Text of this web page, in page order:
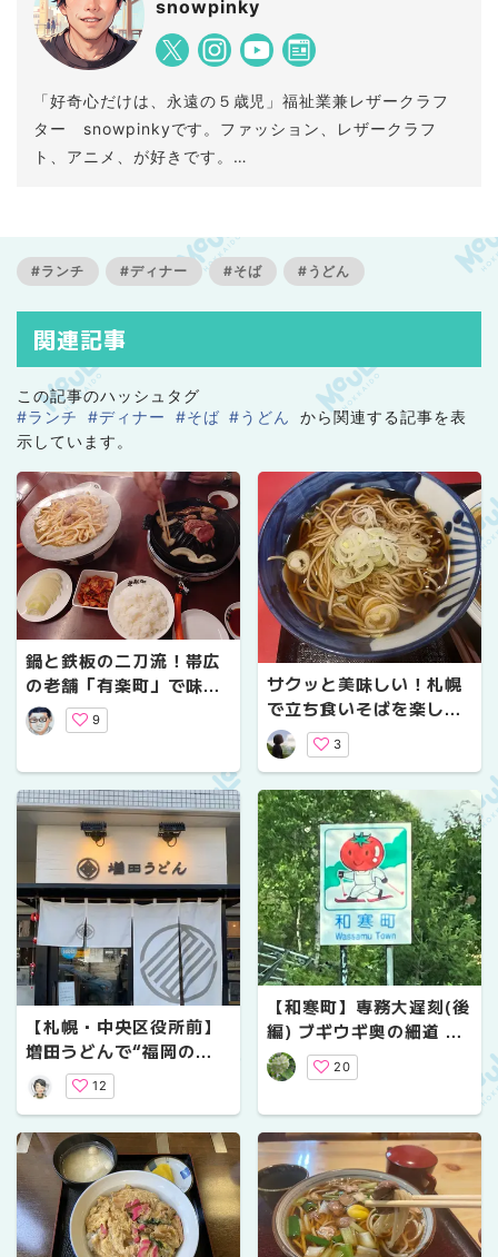
snowpinky
「好奇心だけは、永遠の５歳児」福祉業兼レザークラフ
ター snowpinkyです。ファッション、レザークラフ
ト、アニメ、が好きです。
よろしくお願いいたします。
#ランチ #ディナー #そば #うどん
関連記事
この記事のハッシュタグ
#ランチ
#ディナー #そば #うどん
から関連する記事を表
示しています。
鍋と鉄板の二刀流！帯広
の老舗「有楽町」で味わ
うジンギスカンと名物み
そホルモンうどん
9
サクッと美味しい！札幌
で立ち食いそばを楽しめ
るお店おすすめ3選
3
【札幌・中央区役所前】
増田うどんで“福岡の
味”を堪能。
12
【和寒町】専務大遅刻(後
編) ブギウギ奥の細道 聖
地巡礼
20